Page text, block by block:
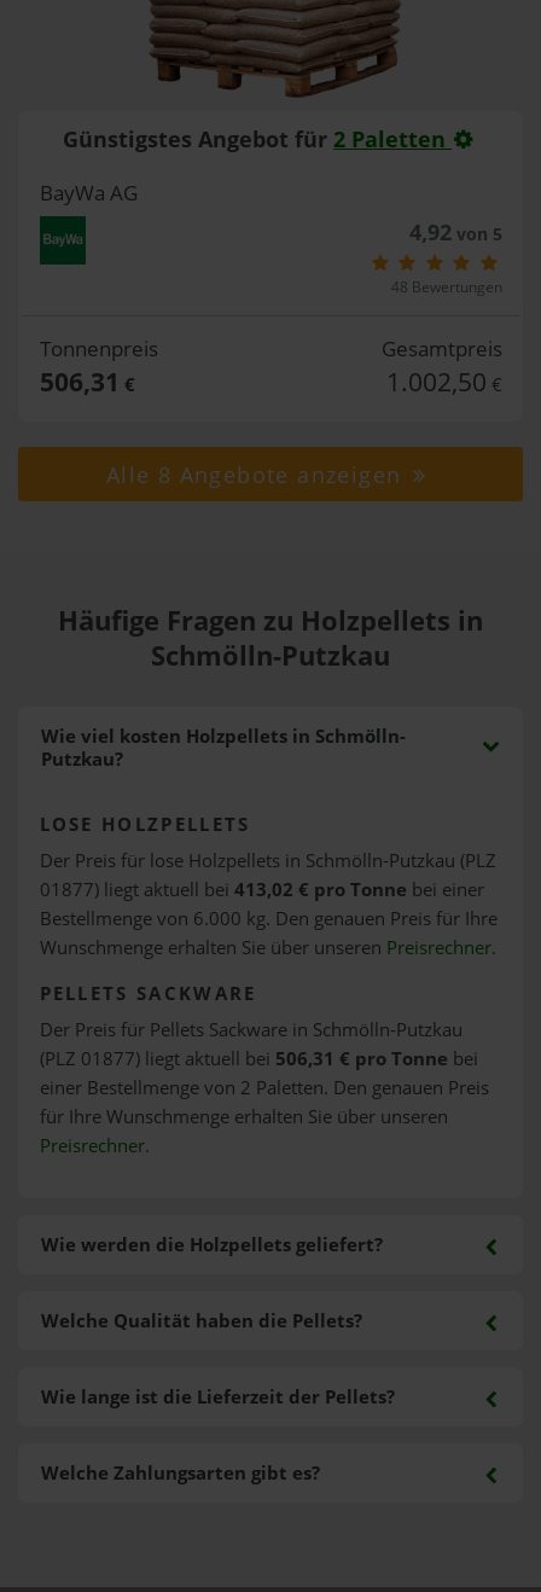
Günstigstes Angebot für 2 Paletten
BayWa AG
4,92von 5
48 Bewertungen
Tonnenpreis
506,31 €
Gesamtpreis
1.002,50 €
Alle 8 Angebote anzeigen
Häufige Fragen zu Holzpellets in
Schmölln-Putzkau
Wie viel kosten Holzpellets in Schmölln-
Putzkau?
LOSE HOLZPELLETS
Der Preis für lose Holzpellets in Schmölln-Putzkau (PLZ
01877) liegt aktuell bei 413,02 € pro Tonne bei einer
Bestellmenge von 6.000 kg. Den genauen Preis für Ihre
Wunschmenge erhalten Sie über unseren Preisrechner.
PELLETS SACKWARE
Der Preis für Pellets Sackware in Schmölln-Putzkau
(PLZ 01877) liegt aktuell bei 506,31 € pro Tonne bei
einer Bestellmenge von 2 Paletten. Den genauen Preis
für Ihre Wunschmenge erhalten Sie über unseren
Preisrechner.
Wie werden die Holzpellets geliefert?
Welche Zahlungsarten gibt es?
Welche Qualität haben die Pellets?
Wie lange ist die Lieferzeit der Pellets?